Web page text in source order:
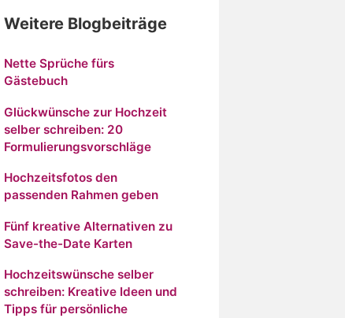
Weitere Blogbeiträge
Nette Sprüche fürs
Gästebuch
Glückwünsche zur Hochzeit
selber schreiben: 20
Formulierungsvorschläge
Hochzeitsfotos den
passenden Rahmen geben
Fünf kreative Alternativen zu
Save-the-Date Karten
Hochzeitswünsche selber
schreiben: Kreative Ideen und
Tipps für persönliche